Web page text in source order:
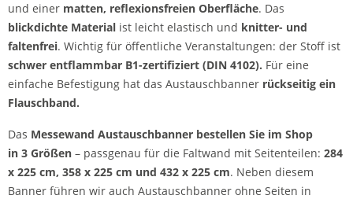
und einer matten, reflexionsfreien Oberfläche. Das
blickdichte Material ist leicht elastisch und knitter- und
faltenfrei. Wichtig für öffentliche Veranstaltungen: der Stoff ist
schwer entflammbar B1-zertifiziert (DIN 4102). Für eine
einfache Befestigung hat das Austauschbanner rückseitig ein
Flauschband.
Das Messewand Austauschbanner bestellen Sie im Shop
in 3 Größen – passgenau für die Faltwand mit Seitenteilen: 284
x 225 cm, 358 x 225 cm und 432 x 225 cm. Neben diesem
Banner führen wir auch Austauschbanner ohne Seiten in